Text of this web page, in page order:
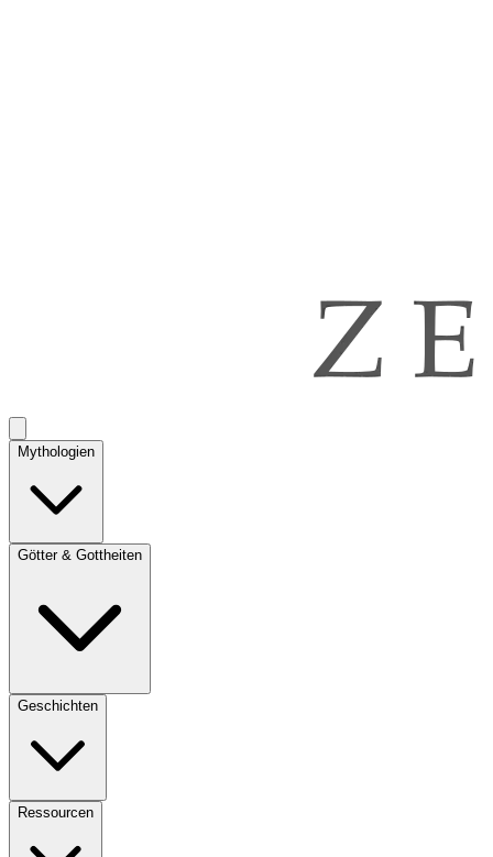
Mythologien
Götter & Gottheiten
Geschichten
Ressourcen